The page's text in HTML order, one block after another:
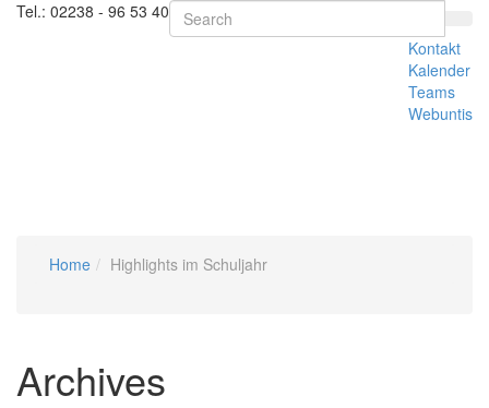
Tel.: 02238 - 96 53 40
Kontakt
Kalender
Teams
Webuntis
Home Highlights im Schuljahr
Archives